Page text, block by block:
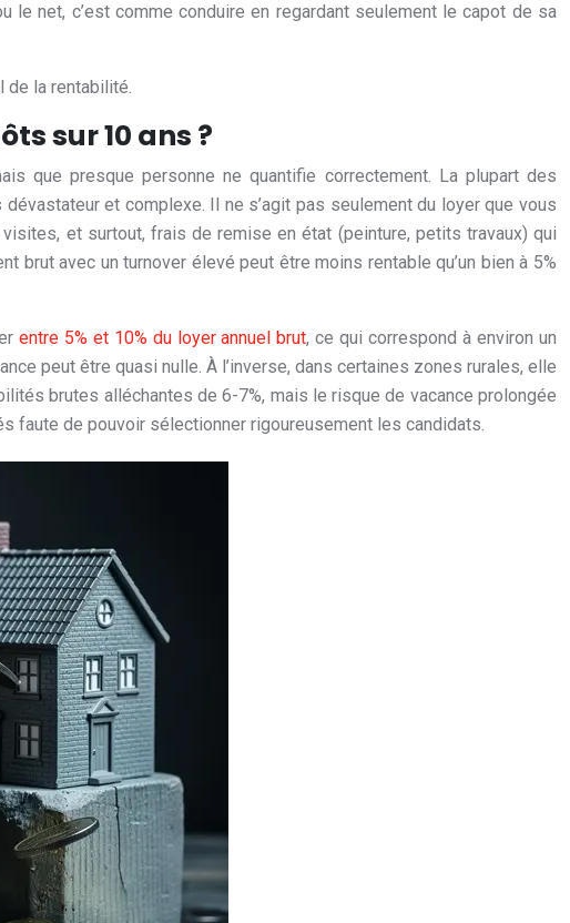
net, c’est comme conduire en regardant seulement le capot de sa
de la rentabilité.
sur 10 ans ?
que presque personne ne quantifie correctement. La plupart des
et complexe. Il ne s’agit pas seulement du loyer que vous
et surtout, frais de remise en état (peinture, petits travaux) qui
avec un turnover élevé peut être moins rentable qu’un bien à 5%
entre 5% et 10% du loyer annuel brut, ce qui correspond à environ un
peut être quasi nulle. À l’inverse, dans certaines zones rurales, elle
brutes alléchantes de 6-7%, mais le risque de vacance prolongée
faute de pouvoir sélectionner rigoureusement les candidats.